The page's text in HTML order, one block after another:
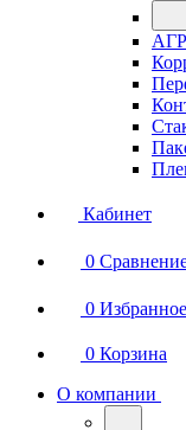
Кабинет
0
0 Избранное
0 Корзина
О компании